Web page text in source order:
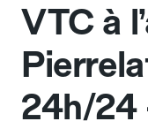
VTC à
24h/24